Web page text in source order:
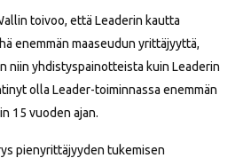
toivoo, että Leaderin kautta
enemmän maaseudun yrittäjyyttä,
niin yhdistyspainotteista kuin Leaderin
olla Leader-toiminnassa enemmän
15 vuoden ajan.
pienyrittäjyyden tukemisen